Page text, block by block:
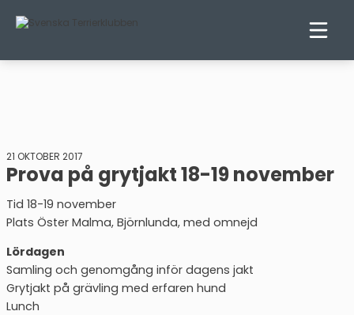
21 OKTOBER 2017
Prova på grytjakt 18-19 november
Tid 18-19 november
Plats Öster Malma, Björnlunda, med omnejd
Lördagen
Samling och genomgång inför dagens jakt
Grytjakt på grävling med erfaren hund
Lunch